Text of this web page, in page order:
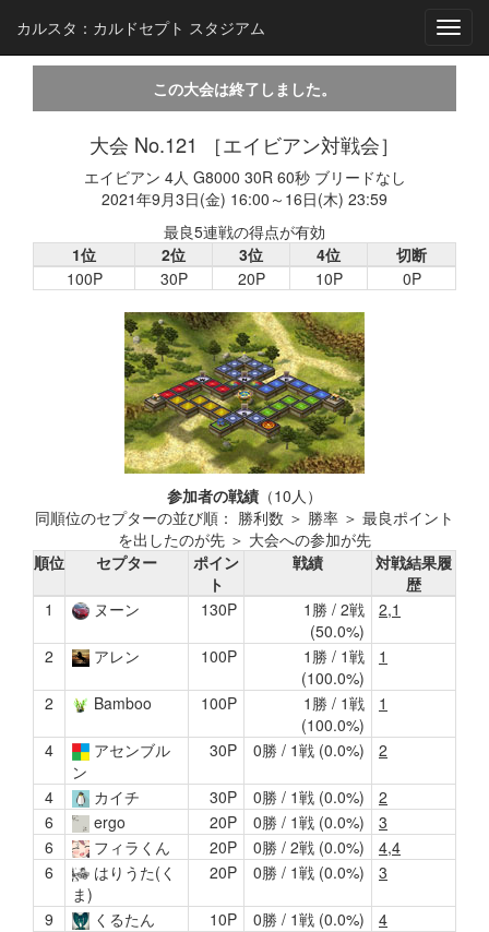
カルスタ：カルドセプト スタジアム
この大会は終了しました。
大会 No.121 ［エイビアン対戦会］
エイビアン 4人 G8000 30R 60秒 ブリードなし
2021年9月3日(金) 16:00～16日(木) 23:59
最良5連戦の得点が有効
1位
2位 3位 4位
切断
100P
30P 20P 10P 0P
参加者の戦績 （10人）
同順位のセプターの並び順： 勝利数 ＞ 勝率 ＞ 最良ポイント
を出したのが先 ＞ 大会への参加が先
順位
セプター
ポイン
ト
戦績
対戦結果履
歴
1
ヌーン 130P
1勝 / 2戦
(50.0%)
2,1
2 アレン 100P
1勝 / 1戦
(100.0%)
1
2 Bamboo 100P
1勝 / 1戦
(100.0%)
1
4
アセンブル
ン
30P 0勝 / 1戦 (0.0%) 2
4 カイチ 30P 0勝 / 1戦 (0.0%)
2
6
ergo 20P 0勝 / 1戦 (0.0%)
3
6
フィラくん 20P 0勝 / 2戦 (0.0%)
4,4
6
はりうた(く
ま)
20P 0勝 / 1戦 (0.0%) 3
9 くるたん 10P 0勝 / 1戦 (0.0%)
4